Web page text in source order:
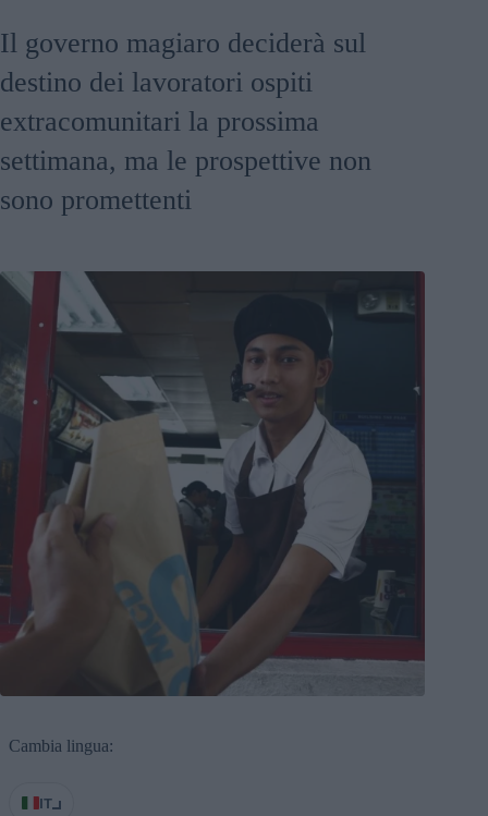
Il governo magiaro deciderà sul
destino dei lavoratori ospiti
extracomunitari la prossima
settimana, ma le prospettive non
sono promettenti
Cambia lingua:
IT